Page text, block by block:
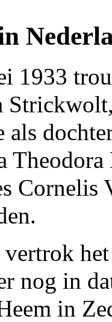
1933
als
Cornelis
vertrok
nog in
in